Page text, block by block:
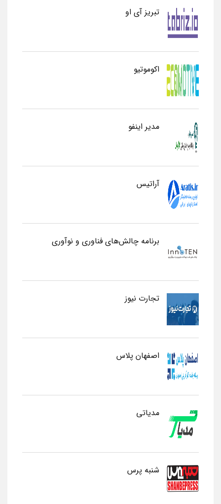
تبریز آی او
اکوموتیو
مدیر اینفو
آراتیس
برنامه چالش‌های فناوری و نوآوری
تجارت نیوز
اصفهان پلاس
مدیاتی
شنبه پرس